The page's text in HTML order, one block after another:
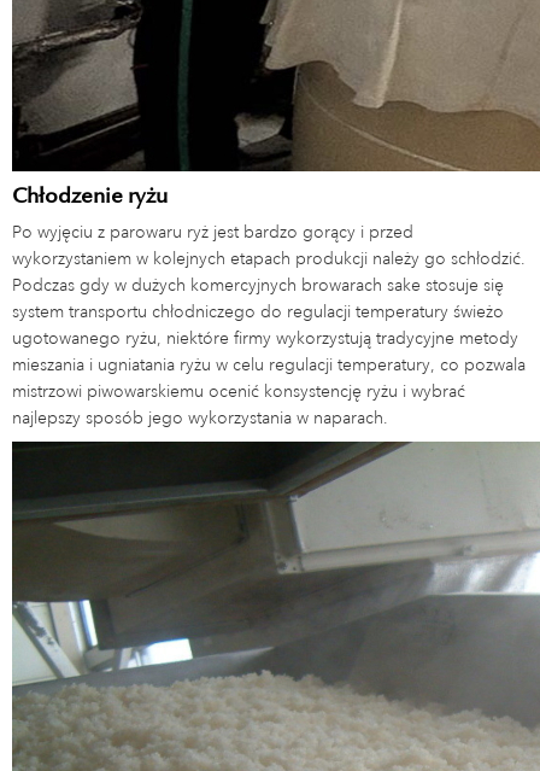
Chłodzenie ryżu
Po wyjęciu z parowaru ryż jest bardzo gorący i przed
wykorzystaniem w kolejnych etapach produkcji należy go schłodzić.
Podczas gdy w dużych komercyjnych browarach sake stosuje się
system transportu chłodniczego do regulacji temperatury świeżo
ugotowanego ryżu, niektóre firmy wykorzystują tradycyjne metody
mieszania i ugniatania ryżu w celu regulacji temperatury, co pozwala
mistrzowi piwowarskiemu ocenić konsystencję ryżu i wybrać
najlepszy sposób jego wykorzystania w naparach.